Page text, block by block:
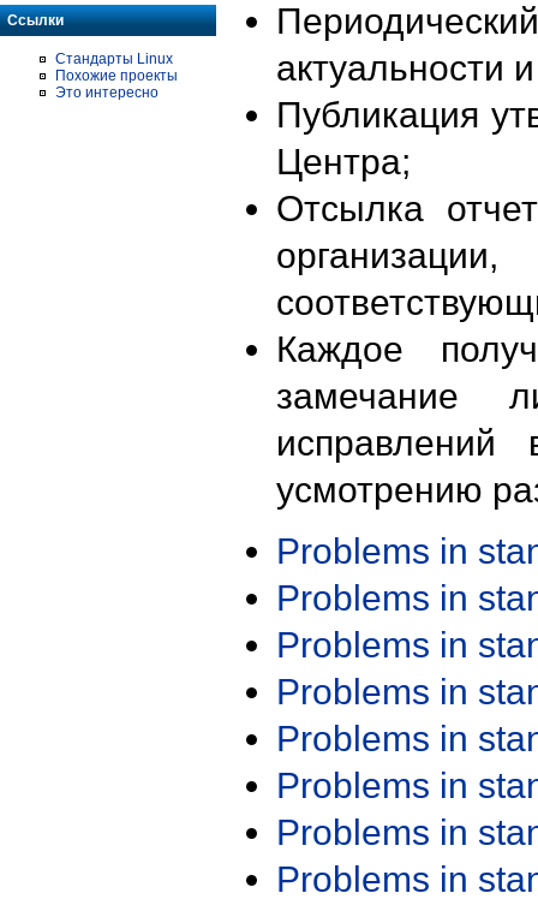
Ссылки
Стандарты Linux
Похожие проекты
Это интересно
актуальности
Публикация
Центра;
Отсылка
Каждое
замечание
исправлений
усмотрению
Problems in
Problems in
Problems in
Problems in
Problems in
Problems in
Problems in
Problems in